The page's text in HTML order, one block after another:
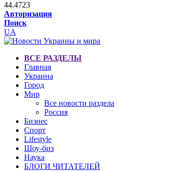
44.4723
Авторизация
Поиск
UA
ВСЕ РАЗДЕЛЫ
Главная
Украина
Город
Мир
Все новости раздела
Россия
Бизнес
Спорт
Lifestyle
Шоу-биз
Наука
БЛОГИ ЧИТАТЕЛЕЙ